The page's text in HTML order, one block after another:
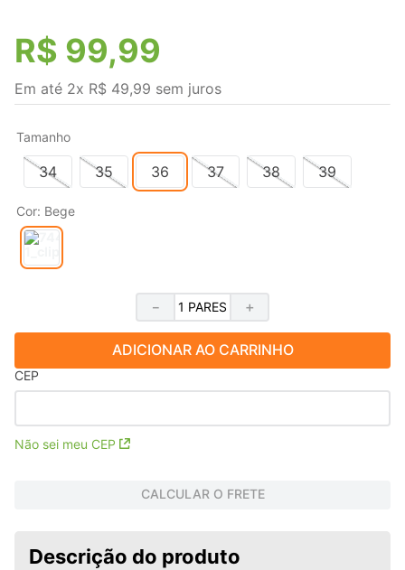
R$ 99,99
Em até 2x R$ 49,99 sem juros
Tamanho
34 35 36 37 38 39
Cor: Bege
＋
－
ADICIONAR AO CARRINHO
CEP
Não sei meu CEP
CALCULAR O FRETE
Descrição do produto